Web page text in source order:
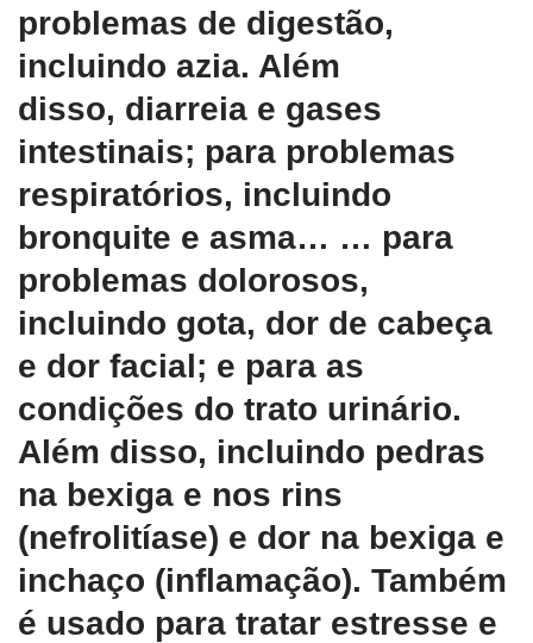
problemas de digestão,
incluindo azia. Além
disso, diarreia e gases
intestinais; para problemas
respiratórios, incluindo
bronquite e asma… … para
problemas dolorosos,
incluindo gota, dor de cabeça
e dor facial; e para as
condições do trato urinário.
Além disso, incluindo pedras
na bexiga e nos rins
(nefrolitíase) e dor na bexiga e
inchaço (inflamação). Também
é usado para tratar estresse e